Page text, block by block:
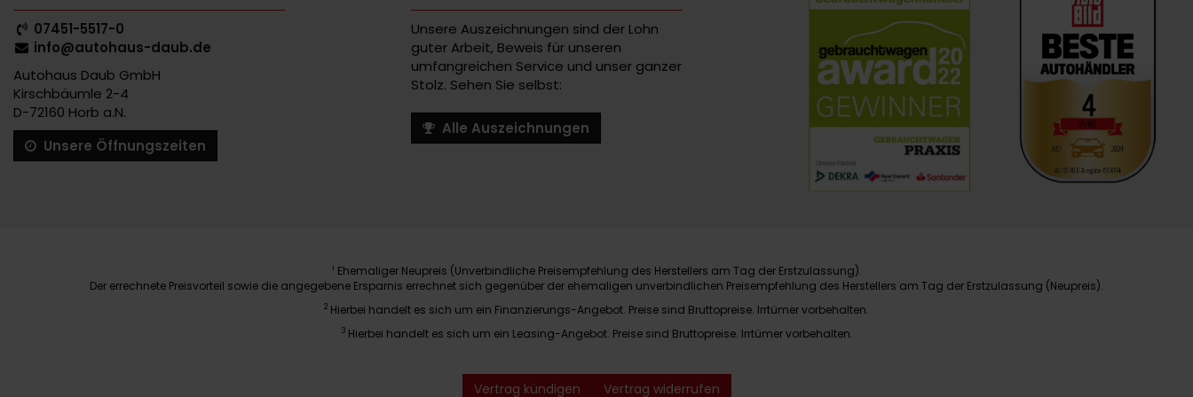
07451-5517-0
info@autohaus-daub.de
Autohaus Daub GmbH
Kirschbäumle 2-4
D-72160 Horb a.N.
Unsere Öffnungszeiten
Unsere Auszeichnungen sind der Lohn
guter Arbeit, Beweis für unseren
umfangreichen Service und unser ganzer
Stolz. Sehen Sie selbst:
Alle Auszeichnungen
1 Ehemaliger Neupreis (Unverbindliche Preisempfehlung des Herstellers am Tag der Erstzulassung).
Der errechnete Preisvorteil sowie die angegebene Ersparnis errechnet sich gegenüber der ehemaligen unverbindlichen Preisempfehlung des Herstellers am Tag der Erstzulassung (Neupreis).
2 Hierbei handelt es sich um ein Finanzierungs-Angebot. Preise sind Bruttopreise. Irrtümer vorbehalten.
3 Hierbei handelt es sich um ein Leasing-Angebot. Preise sind Bruttopreise. Irrtümer vorbehalten.
Vertrag kündigen Vertrag widerrufen